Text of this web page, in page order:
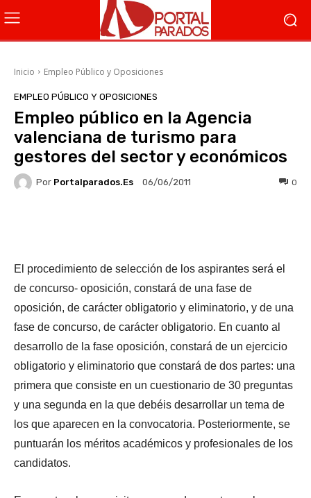
Inicio Empleo Público y Oposiciones
EMPLEO PÚBLICO Y OPOSICIONES
Empleo público en la Agencia
valenciana de turismo para
gestores del sector y económicos
Por Portalparados.es 06/06/2011 0
El procedimiento de selección de los aspirantes será el
de concurso- oposición, constará de una fase de
oposición, de carácter obligatorio y eliminatorio, y de una
fase de concurso, de carácter obligatorio. En cuanto al
desarrollo de la fase oposición, constará de un ejercicio
obligatorio y eliminatorio que constará de dos partes: una
primera que consiste en un cuestionario de 30 preguntas
y una segunda en la que debéis desarrollar un tema de
los que aparecen en la convocatoria. Posteriormente, se
puntuarán los méritos académicos y profesionales de los
candidatos.